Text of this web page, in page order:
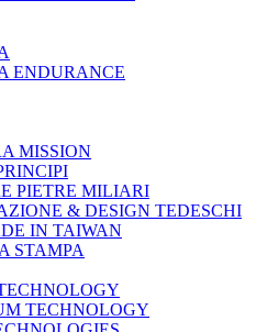
ENDURANCE
MISSION
PIETRE MILIARI
& DESIGN TEDESCHI
IN TAIWAN
STAMPA
TECHNOLOGY